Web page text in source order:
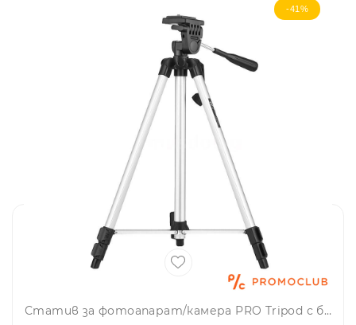
-41%
Статив за фотоапарат/камера PRO Tripod с бързо фиксиране, манивелно регулиране и нивелир